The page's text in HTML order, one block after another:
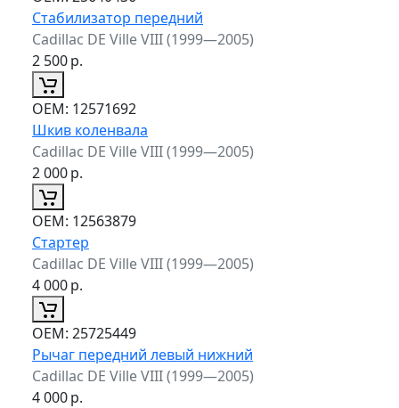
Стабилизатор передний
Cadillac DE Ville VIII (1999—2005)
2 500р.
ОЕМ: 12571692
Шкив коленвала
Cadillac DE Ville VIII (1999—2005)
2 000р.
ОЕМ: 12563879
Стартер
Cadillac DE Ville VIII (1999—2005)
4 000р.
ОЕМ: 25725449
Рычаг передний левый нижний
Cadillac DE Ville VIII (1999—2005)
4 000р.